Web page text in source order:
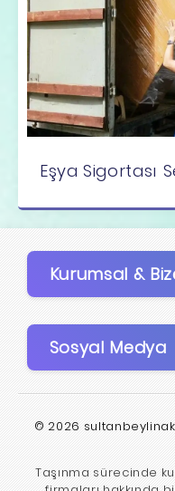
Eşya Sigortası
Kurumsal &
Sosyal Medya
© 2026
Taşınma sürecinde